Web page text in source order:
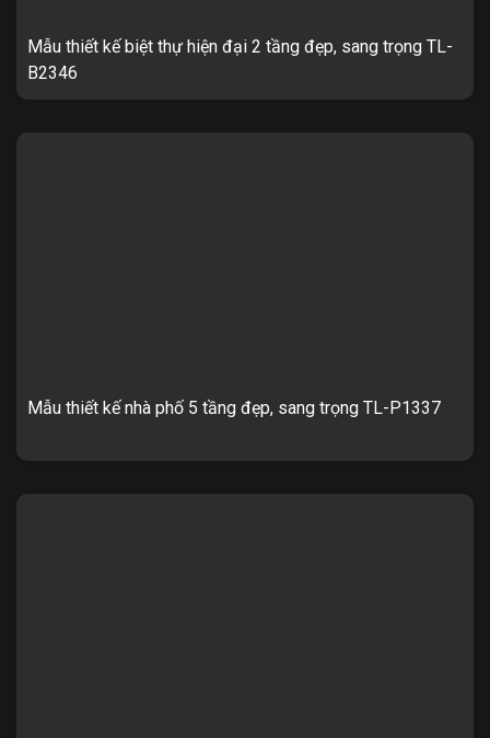
Mẫu thiết kế biệt thự hiện đại 2 tầng đẹp, sang trọng TL-
B2346
Mẫu thiết kế nhà phố 5 tầng đẹp, sang trọng TL-P1337